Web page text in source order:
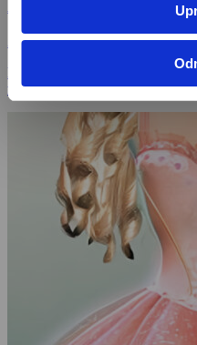
2021, Kanada, 93 min
Filmy / Animovaný / Rodinné
filmy / Horory / Fantasy filmy